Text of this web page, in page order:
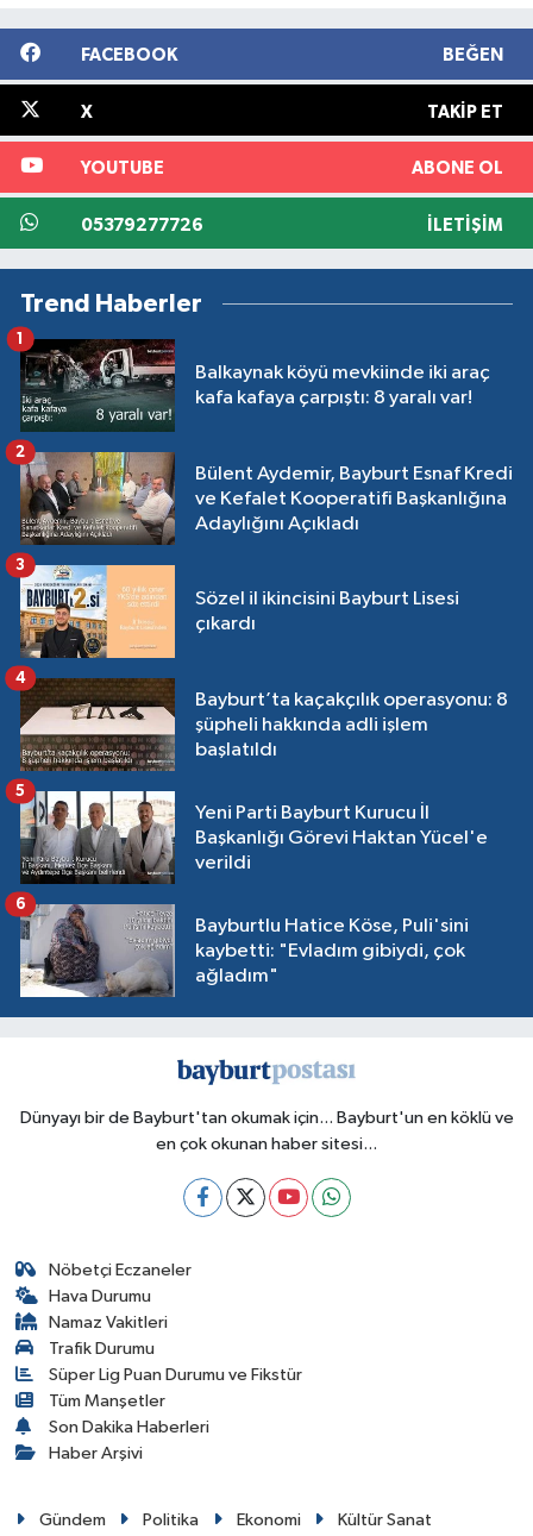
FACEBOOK BEĞEN
X TAKIP ET
YOUTUBE ABONE OL
05379277726 İLETIŞIM
Trend Haberler
Balkaynak köyü mevkiinde iki araç
kafa kafaya çarpıştı: 8 yaralı var!
1
Bülent Aydemir, Bayburt Esnaf Kredi
ve Kefalet Kooperatifi Başkanlığına
Adaylığını Açıkladı
2
Sözel il ikincisini Bayburt Lisesi
çıkardı
3
Bayburt’ta kaçakçılık operasyonu: 8
şüpheli hakkında adli işlem
başlatıldı
4
Yeni Parti Bayburt Kurucu İl
Başkanlığı Görevi Haktan Yücel'e
verildi
5
Bayburtlu Hatice Köse, Puli'sini
kaybetti: "Evladım gibiydi, çok
ağladım"
6
Dünyayı bir de Bayburt'tan okumak için... Bayburt'un en köklü ve
en çok okunan haber sitesi...
Nöbetçi Eczaneler
Hava Durumu
Namaz Vakitleri
Trafik Durumu
Süper Lig Puan Durumu ve Fikstür
Tüm Manşetler
Son Dakika Haberleri
Haber Arşivi
Gündem Politika Ekonomi Kültür Sanat